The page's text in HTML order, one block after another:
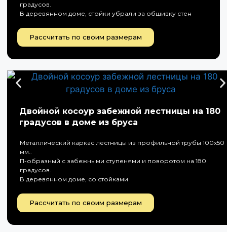
градусов.
В деревянном доме, стойки убрали за обшивку стен
Рассчитать по своим размерам
Двойной косоур забежной лестницы на 180
градусов в доме из бруса
Металлический каркас лестницы из профильной трубы 100х50
мм..
П-образный с забежными ступенями и поворотом на 180
градусов.
В деревянном доме, со стойками
Рассчитать по своим размерам